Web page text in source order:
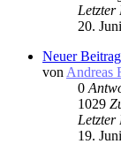
Letzter
20.
Neuer Beitrag
von Andreas
0
1029
Letzter
19.